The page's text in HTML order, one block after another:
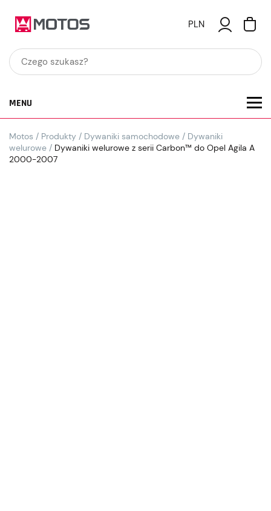
PLN
MENU
Motos / Produkty / Dywaniki samochodowe / Dywaniki
welurowe / Dywaniki welurowe z serii Carbon™ do Opel Agila A
2000-2007